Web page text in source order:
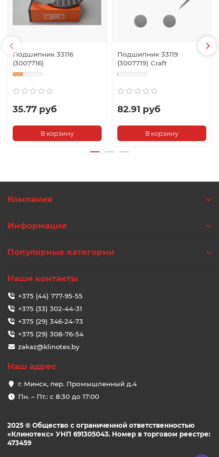
Подшипник 33116
(3007716)
35.77 руб
В корзину
Подшипник 33119
(3007719) Craft
82.91 руб
В корзину
Компания
Информация
Популярные категории
Наши контакты
+375 (44) 777-95-55
+375 (33) 302-44-31
+375 (29) 346-24-73
+375 (29) 308-76-54
zakaz@klinotex.by
Наш адрес
г. Минск, пер. Промышленный д.4
Пн. – Пт.: с 8:30 до 17:00
2025 © Общество с ограниченной ответственностью
«Клинотекс» УНП 691305043. Номер в торговом реестре:
473459